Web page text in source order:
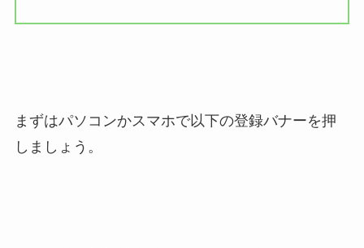
まずはパソコンかスマホで以下の登録バナーを押
しましょう。